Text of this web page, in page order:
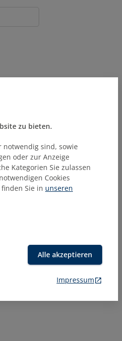
zu bieten.
notwendig sind, sowie
oder zur Anzeige
Kategorien Sie zulassen
Cookies
Sie in unseren
Alle akzeptieren
Impressum